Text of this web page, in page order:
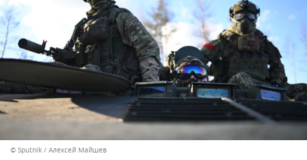
© Sputnik / Алексей Майшев